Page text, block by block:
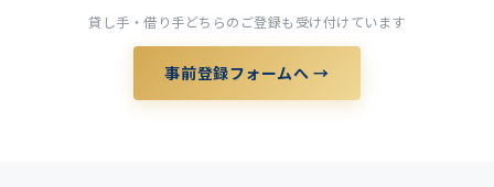
貸し手・借り手どちらのご登録も受け付けています
事前登録フォームへ →